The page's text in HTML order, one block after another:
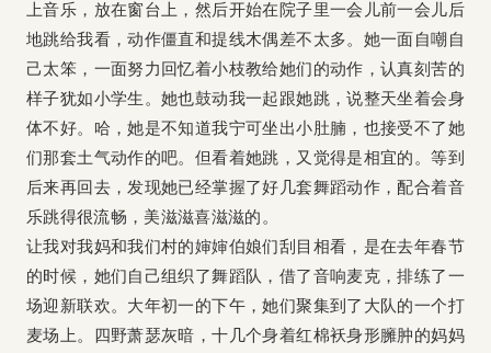
上音乐，放在窗台上，然后开始在院子里一会儿前一会儿后
地跳给我看，动作僵直和提线木偶差不太多。她一面自嘲自
己太笨，一面努力回忆着小枝教给她们的动作，认真刻苦的
样子犹如小学生。她也鼓动我一起跟她跳，说整天坐着会身
体不好。哈，她是不知道我宁可坐出小肚腩，也接受不了她
们那套土气动作的吧。但看着她跳，又觉得是相宜的。等到
后来再回去，发现她已经掌握了好几套舞蹈动作，配合着音
乐跳得很流畅，美滋滋喜滋滋的。
让我对我妈和我们村的婶婶伯娘们刮目相看，是在去年春节
的时候，她们自己组织了舞蹈队，借了音响麦克，排练了一
场迎新联欢。大年初一的下午，她们聚集到了大队的一个打
麦场上。四野萧瑟灰暗，十几个身着红棉袄身形臃肿的妈妈